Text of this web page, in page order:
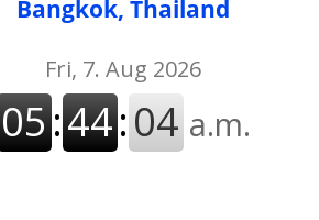
Bangkok, Thailand